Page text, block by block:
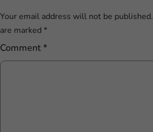
Your email address will not be published.
are marked *
Comment*